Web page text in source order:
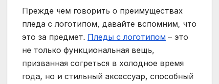
Прежде чем говорить о преимуществах
пледа с логотипом, давайте вспомним, что
это за предмет. Пледы с логотипом – это
не только функциональная вещь,
призванная согреться в холодное время
года, но и стильный аксессуар, способный